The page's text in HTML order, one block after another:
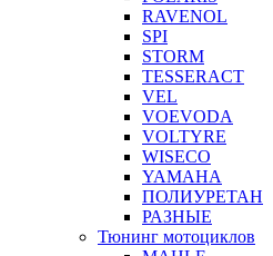
RAVENOL
SPI
STORM
TESSERACT
VEL
VOEVODA
VOLTYRE
WISECO
YAMAHA
ПОЛИУРЕТАН
РАЗНЫЕ
Тюнинг мотоциклов